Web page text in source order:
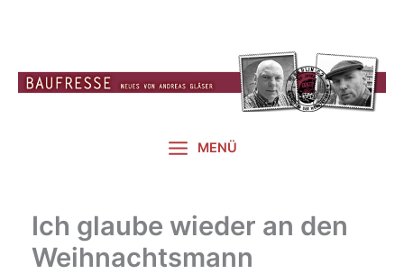
MENÜ
Ich glaube wieder an den
Weihnachtsmann